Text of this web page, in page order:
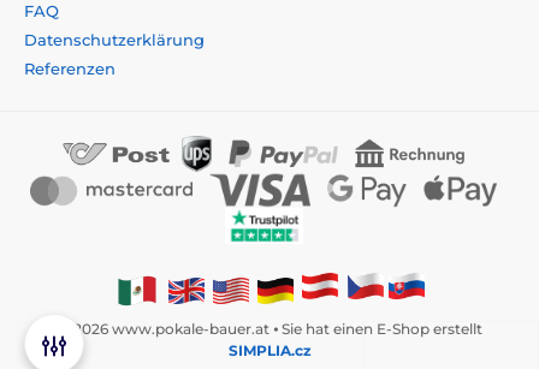
FAQ
Datenschutzerklärung
Referenzen
© 2026 www.pokale-bauer.at ⦁ Sie hat einen E-Shop erstellt
SIMPLIA.cz